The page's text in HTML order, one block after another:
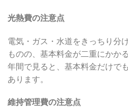
光熱費の注意点
電気・ガス・水道をきっちり分
ものの、基本料金が二重にかか
年間で見ると、基本料金だけで
あります。
維持管理費の注意点